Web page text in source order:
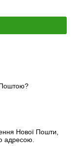
Поштою?
Нової Пошти,
адресою.